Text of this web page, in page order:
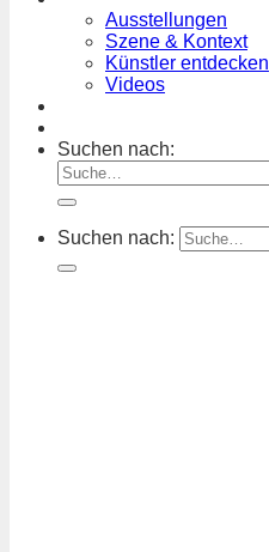
Ausstellungen
Szene & Kontext
Künstler entdecken
Videos
Suchen nach:
Suchen nach: